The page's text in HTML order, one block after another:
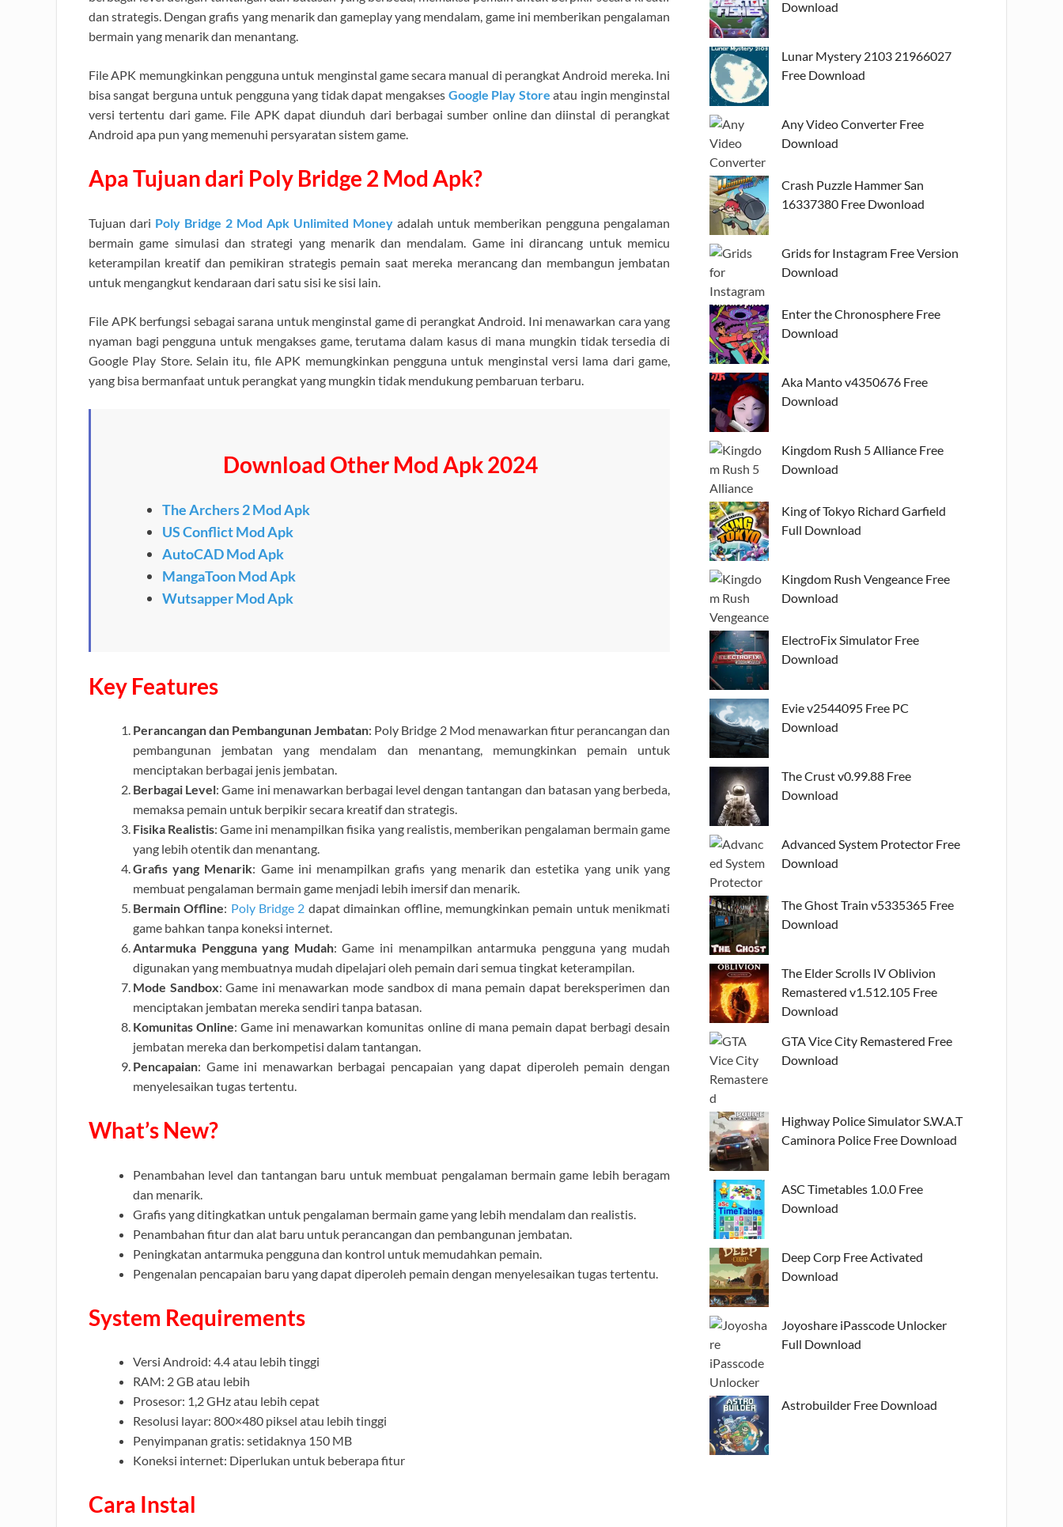
dan strategis. Dengan grafis yang menarik dan gameplay yang mendalam, game ini memberikan pengalaman
bermain yang menarik dan menantang.
File APK memungkinkan pengguna untuk menginstal game secara manual di perangkat Android mereka. Ini
bisa sangat berguna untuk pengguna yang tidak dapat mengakses Google Play Store atau ingin menginstal
versi tertentu dari game. File APK dapat diunduh dari berbagai sumber online dan diinstal di perangkat
Android apa pun yang memenuhi persyaratan sistem game.
Apa Tujuan dari Poly Bridge 2 Mod Apk?
Tujuan dari Poly Bridge 2 Mod Apk Unlimited Money adalah untuk memberikan pengguna pengalaman
bermain game simulasi dan strategi yang menarik dan mendalam. Game ini dirancang untuk memicu
keterampilan kreatif dan pemikiran strategis pemain saat mereka merancang dan membangun jembatan
untuk mengangkut kendaraan dari satu sisi ke sisi lain.
File APK berfungsi sebagai sarana untuk menginstal game di perangkat Android. Ini menawarkan cara yang
nyaman bagi pengguna untuk mengakses game, terutama dalam kasus di mana mungkin tidak tersedia di
Google Play Store. Selain itu, file APK memungkinkan pengguna untuk menginstal versi lama dari game,
yang bisa bermanfaat untuk perangkat yang mungkin tidak mendukung pembaruan terbaru.
Download Other Mod Apk 2024
The Archers 2 Mod Apk
US Conflict Mod Apk
AutoCAD Mod Apk
MangaToon Mod Apk
Wutsapper Mod Apk
Key Features
Perancangan dan Pembangunan Jembatan: Poly Bridge 2 Mod menawarkan fitur perancangan dan
pembangunan jembatan yang mendalam dan menantang, memungkinkan pemain untuk
menciptakan berbagai jenis jembatan.
Berbagai Level: Game ini menawarkan berbagai level dengan tantangan dan batasan yang berbeda,
memaksa pemain untuk berpikir secara kreatif dan strategis.
Fisika Realistis: Game ini menampilkan fisika yang realistis, memberikan pengalaman bermain game
yang lebih otentik dan menantang.
Grafis yang Menarik: Game ini menampilkan grafis yang menarik dan estetika yang unik yang
membuat pengalaman bermain game menjadi lebih imersif dan menarik.
Bermain Offline: Poly Bridge 2 dapat dimainkan offline, memungkinkan pemain untuk menikmati
game bahkan tanpa koneksi internet.
Antarmuka Pengguna yang Mudah: Game ini menampilkan antarmuka pengguna yang mudah
digunakan yang membuatnya mudah dipelajari oleh pemain dari semua tingkat keterampilan.
Mode Sandbox: Game ini menawarkan mode sandbox di mana pemain dapat bereksperimen dan
menciptakan jembatan mereka sendiri tanpa batasan.
Komunitas Online: Game ini menawarkan komunitas online di mana pemain dapat berbagi desain
jembatan mereka dan berkompetisi dalam tantangan.
Pencapaian: Game ini menawarkan berbagai pencapaian yang dapat diperoleh pemain dengan
menyelesaikan tugas tertentu.
What’s New?
Penambahan level dan tantangan baru untuk membuat pengalaman bermain game lebih beragam
dan menarik.
Grafis yang ditingkatkan untuk pengalaman bermain game yang lebih mendalam dan realistis.
Penambahan fitur dan alat baru untuk perancangan dan pembangunan jembatan.
Peningkatan antarmuka pengguna dan kontrol untuk memudahkan pemain.
Pengenalan pencapaian baru yang dapat diperoleh pemain dengan menyelesaikan tugas tertentu.
System Requirements
Versi Android: 4.4 atau lebih tinggi
RAM: 2 GB atau lebih
Prosesor: 1,2 GHz atau lebih cepat
Resolusi layar: 800×480 piksel atau lebih tinggi
Penyimpanan gratis: setidaknya 150 MB
Koneksi internet: Diperlukan untuk beberapa fitur
Cara Instal
Download
Lunar Mystery 2103 21966027
Free Download
Any Video Converter Free
Download
Crash Puzzle Hammer San
16337380 Free Dwonload
Grids for Instagram Free Version
Download
Enter the Chronosphere Free
Download
Aka Manto v4350676 Free
Download
Kingdom Rush 5 Alliance Free
Download
King of Tokyo Richard Garfield
Full Download
Kingdom Rush Vengeance Free
Download
ElectroFix Simulator Free
Download
Evie v2544095 Free PC
Download
The Crust v0.99.88 Free
Download
Advanced System Protector Free
Download
The Ghost Train v5335365 Free
Download
The Elder Scrolls IV Oblivion
Remastered v1.512.105 Free
Download
GTA Vice City Remastered Free
Download
Highway Police Simulator S.W.A.T
Caminora Police Free Download
ASC Timetables 1.0.0 Free
Download
Deep Corp Free Activated
Download
Joyoshare iPasscode Unlocker
Full Download
Astrobuilder Free Download